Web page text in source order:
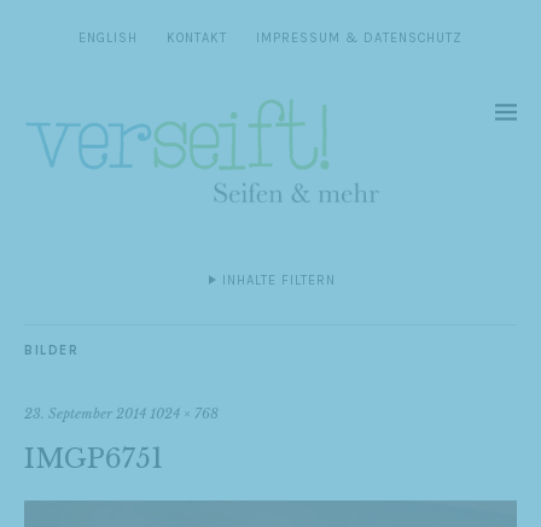
ENGLISH KONTAKT IMPRESSUM & DATENSCHUTZ
INHALTE FILTERN
BILDER
23. September 2014 1024 × 768
IMGP6751